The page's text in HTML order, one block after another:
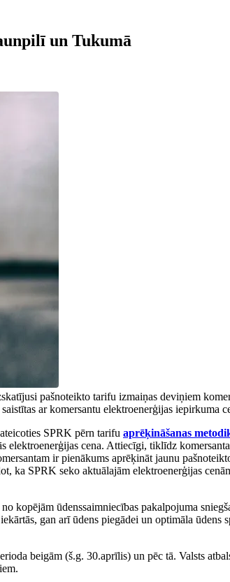
un Tukumā
pašnoteikto tarifu izmaiņas deviņiem
ar komersantu elektroenerģijas iepirkuma
SPRK pērn tarifu aprēķināšanas
cena. Attiecīgi, tiklīdz
ir pienākums aprēķināt jaunu
ka SPRK seko aktuālajām elektroenerģijas
kopējām ūdenssaimniecības pakalpojuma
gan arī ūdens piegādei un optimāla
beigām (š.g. 30.aprīlis) un pēc tā. Valsts